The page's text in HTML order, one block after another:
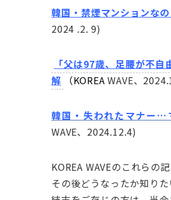
韓国・禁煙マンションな
2024 .2. 9)
「父は97歳、足腰が不
解
（KOREA WAVE、
韓国・失われたマナー…
WAVE、2024.12.4)
KOREA WAVEのこれらの
その後どうなったか知りた